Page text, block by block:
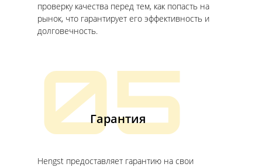
проверку качества перед тем, как попасть на
рынок, что гарантирует его эффективность и
долговечность.
05
Гарантия
Hengst предоставляет гарантию на свои